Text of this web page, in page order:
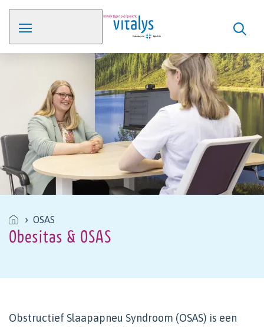
Obesitas & OSAS
OSAS
Obstructief Slaapapneu Syndroom (OSAS) is een